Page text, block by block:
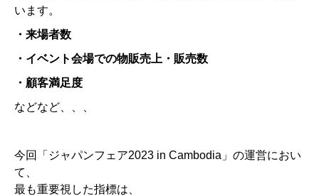
います。
・来場者数
・イベント会場での物販売上・販売数
・顧客満足度
などなど、、、
今回
「ジャパンフェア2023 in Cambodia」の運営におい
て、
最も重要視した指標は、